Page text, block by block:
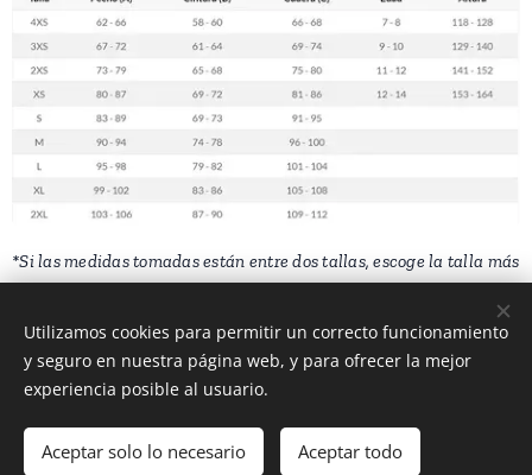
*Si las medidas tomadas están entre dos tallas, escoge la talla más
prefieres un ajuste más holgado.
*La edad y la altura son solo datos orientativos.
Utilizamos cookies para permitir un correcto funcionamiento
y seguro en nuestra página web, y para ofrecer la mejor
experiencia posible al usuario.
Aceptar solo lo necesario Aceptar todo